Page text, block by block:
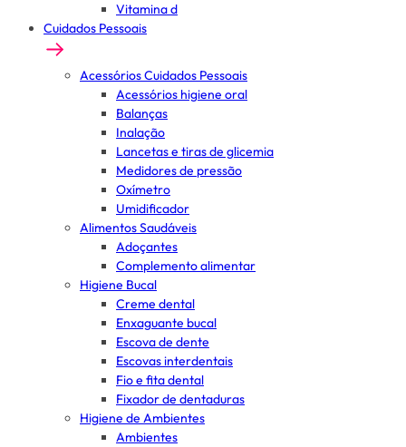
Vitamina d
Cuidados Pessoais
Acessórios Cuidados Pessoais
Acessórios higiene oral
Balanças
Inalação
Lancetas e tiras de glicemia
Medidores de pressão
Oxímetro
Umidificador
Alimentos Saudáveis
Adoçantes
Complemento alimentar
Higiene Bucal
Creme dental
Enxaguante bucal
Escova de dente
Escovas interdentais
Fio e fita dental
Fixador de dentaduras
Higiene de Ambientes
Ambientes